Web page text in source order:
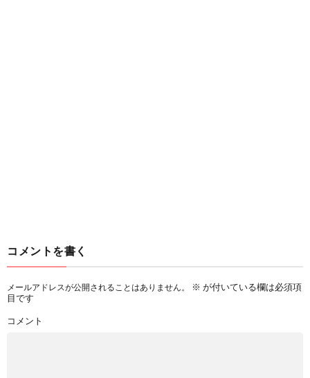
コメントを書く
メールアドレスが公開されることはありません。 ※ が付いている欄は必須項
目です
コメント